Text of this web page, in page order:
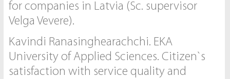
for companies in Latvia (Sc. supervisor
Velga Vevere).
Kavindi Ranasinghearachchi. EKA
University of Applied Sciences. Citizen`s
satisfaction with service quality and